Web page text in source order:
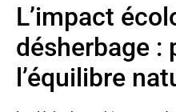
L’impact
désherbage :
l’équilibre